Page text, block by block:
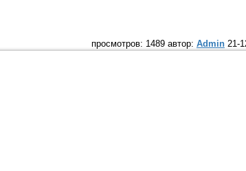
просмотров: 1489 автор: Admin21-